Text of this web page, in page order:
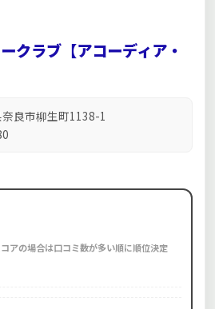
クラブ【アコーディア・
良市柳生町1138-1
アの場合は口コミ数が多い順に順位決定